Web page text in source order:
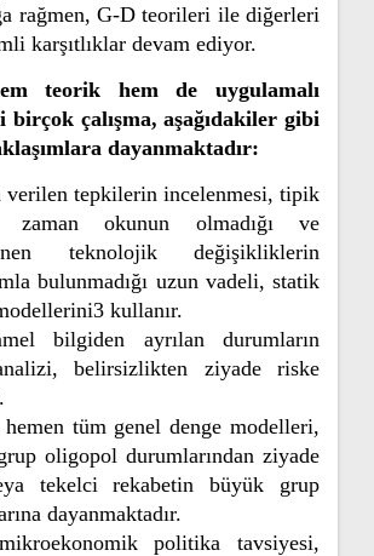
rağmen, G-D teorileri ile diğerleri
karşıtlıklar devam ediyor.
teorik hem de uygulamalı
birçok çalışma, aşağıdakiler gibi
dayanmaktadır:
verilen tepkilerin incelenmesi, tipik
zaman okunun olmadığı ve
teknolojik değişikliklerin
bulunmadığı uzun vadeli, statik
kullanır.
bilgiden ayrılan durumların
belirsizlikten ziyade riske
hemen tüm genel denge modelleri,
oligopol durumlarından ziyade
tekelci rekabetin büyük grup
dayanmaktadır.
politika tavsiyesi,